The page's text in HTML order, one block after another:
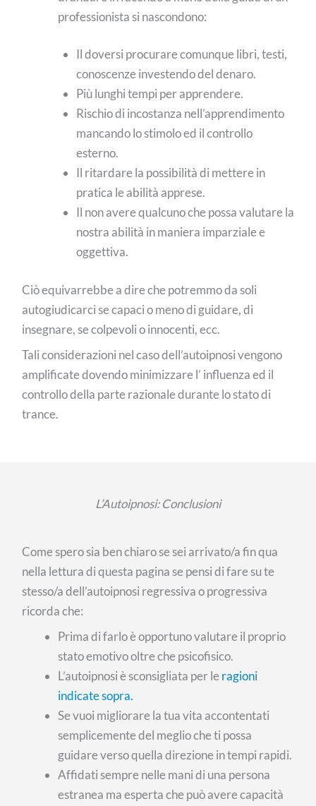
professionista si nascondono:
Il doversi procurare comunque libri, testi,
conoscenze investendo del denaro.
Più lunghi tempi per apprendere.
Rischio di incostanza nell’apprendimento
mancando lo stimolo ed il controllo
esterno.
Il ritardare la possibilità di mettere in
pratica le abilità apprese.
Il non avere qualcuno che possa valutare la
nostra abilità in maniera imparziale e
oggettiva.
Ciò equivarrebbe a dire che potremmo da soli
autogiudicarci se capaci o meno di guidare, di
insegnare, se colpevoli o innocenti, ecc.
Tali considerazioni nel caso dell’autoipnosi vengono
amplificate dovendo minimizzare l’ influenza ed il
controllo della parte razionale durante lo stato di
trance.
L’Autoipnosi: Conclusioni
Come spero sia ben chiaro se sei arrivato/a fin qua
nella lettura di questa pagina se pensi di fare su te
stesso/a dell’autoipnosi regressiva o progressiva
ricorda che:
Prima di farlo è opportuno valutare il proprio
stato emotivo oltre che psicofisico.
L’autoipnosi è sconsigliata per le ragioni
indicate sopra.
Se vuoi migliorare la tua vita accontentati
semplicemente del meglio che ti possa
guidare verso quella direzione in tempi rapidi.
Affidati sempre nelle mani di una persona
estranea ma esperta che può avere capacità